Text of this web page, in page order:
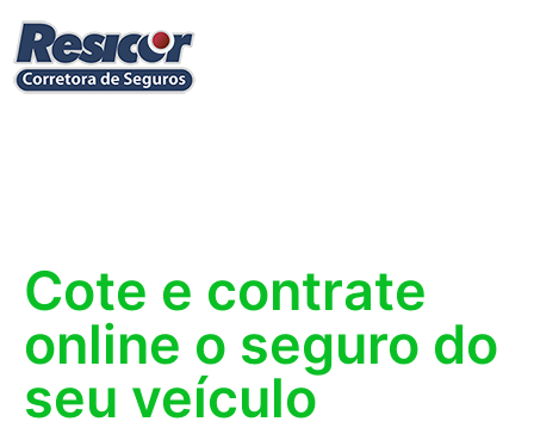
Cote e contrate
online o seguro do
seu veículo